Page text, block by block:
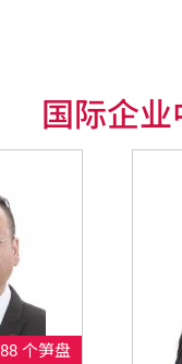
国际企
88 个笋盘